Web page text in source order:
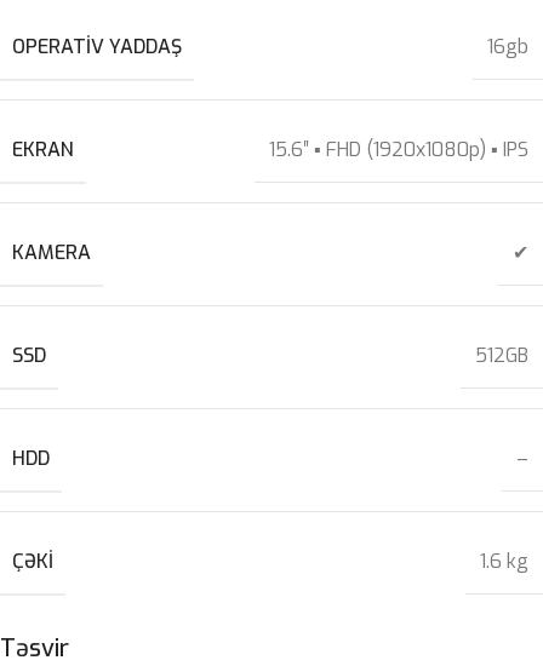
Təsvir
OPERATIV YADDAŞ 16gb
EKRAN 15.6″ ▪ FHD (1920x1080p) ▪ IPS
KAMERA ✔
SSD 512GB
HDD –
ÇƏKI 1.6 kg